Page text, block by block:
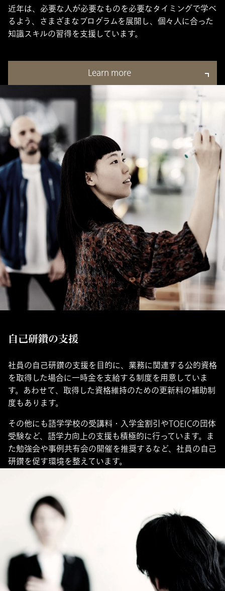
近年は、必要な人が必要なものを必要なタイミングで学べ
るよう、さまざまなプログラムを展開し、個々人に合った
知識スキルの習得を支援しています。
Learn more
自己研鑽の支援
社員の自己研鑽の支援を目的に、業務に関連する公的資格
を取得した場合に一時金を支給する制度を用意していま
す。あわせて、取得した資格維持のための更新料の補助制
度もあります。
その他にも語学学校の受講料・入学金割引やTOEICの団体
受験など、語学力向上の支援も積極的に行っています。ま
た勉強会や事例共有会の開催を推奨するなど、社員の自己
研鑽を促す環境を整えています。